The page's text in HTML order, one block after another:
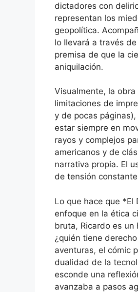
dictadores con
representan los
geopolítica.
lo llevará a través
premisa de que la
aniquilación.
Visualmente, la
limitaciones de
y de pocas
estar siempre en
rayos y complejos
americanos y de
narrativa propia. El
de tensión
Lo que hace que
enfoque en la ética
bruta, Ricardo es
¿quién tiene
aventuras, el cómic
dualidad de la
esconde una
avanzaba a pasos